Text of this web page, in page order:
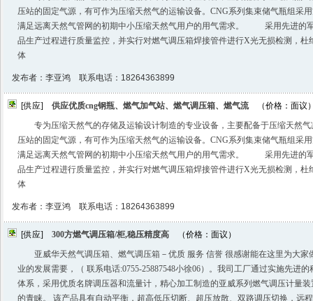
压站的固定气源，有可作为压缩天然气的运输设备。CNG系列集束储气瓶组采
满足远离天然气管网的初期中小压缩天然气用户的用气需求。 采用先进的
品生产过程进行质量监控，并实行对燃气调压箱焊接管件进行X光无损检测，杜
体
发布者：李亚鸿 联系电话：18264363899
[供应] 供应优质cng钢瓶、燃气加气站、燃气调压箱、燃气流（价格：面议
专为压缩天然气的存储及运输设计制造的专业设备，主要配备于压缩天然
压站的固定气源，有可作为压缩天然气的运输设备。CNG系列集束储气瓶组采
满足远离天然气管网的初期中小压缩天然气用户的用气需求。 采用先进的
品生产过程进行质量监控，并实行对燃气调压箱焊接管件进行X光无损检测，杜
体
发布者：李亚鸿 联系电话：18264363899
[供应] 300方燃气调压箱/柜,稳压精度高 （价格：面议）
亚威华天然气调压箱、燃气调压箱－优质 服务 信誉 很感谢能在这里为大
业的发展需要，（ 联系电话:0755-25887548小徐06）。我司工厂通过实施先进
体系，采用优质名牌调压器和流量计，精心加工制造的亚威系列燃气调压计量
的青睐。 该产品具有自动平衡，超高低压切断、超压放散、双路调压切换，远